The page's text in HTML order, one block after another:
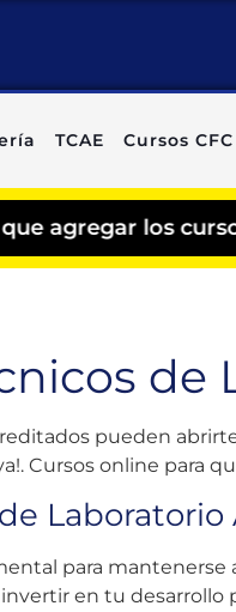
TCAE Cursos CFC
cursos que
pueden
Cursos online para
para mantenerse
en tu